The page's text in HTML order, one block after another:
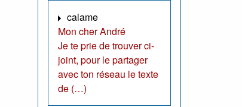
calame
Mon cher André
Je te prie de trouver ci-
joint, pour le partager
avec ton réseau le texte
de (…)